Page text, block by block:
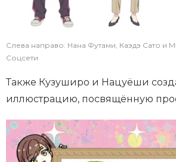
Слева направо: Нана Футами, Каэдэ Сато и
Соцсети
Также Кузуширо и Нацуёши
иллюстрацию, посвящённую